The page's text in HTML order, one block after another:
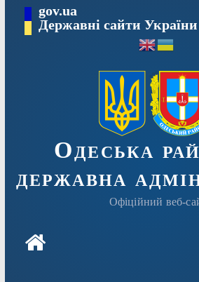
Перейтиgov.ua
Державні сайти України
Одеська
державна
Офіційний веб-